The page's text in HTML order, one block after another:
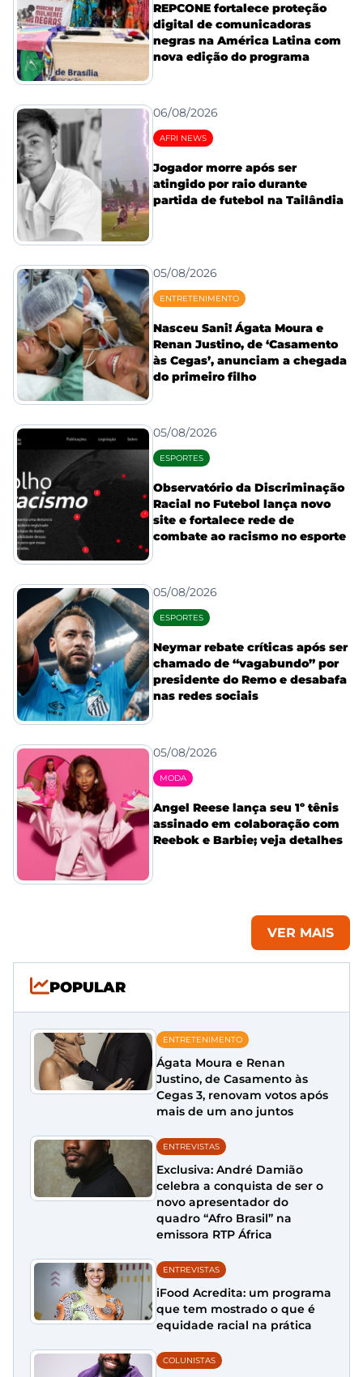
REPCONE fortalece proteção
digital de comunicadoras
negras na América Latina com
nova edição do programa
06/08/2026
AFRI NEWS
Jogador morre após ser
atingido por raio durante
partida de futebol na Tailândia
05/08/2026
ENTRETENIMENTO
Nasceu Sani! Ágata Moura e
Renan Justino, de ‘Casamento
às Cegas’, anunciam a chegada
do primeiro filho
05/08/2026
ESPORTES
Observatório da Discriminação
Racial no Futebol lança novo
site e fortalece rede de
combate ao racismo no esporte
05/08/2026
ESPORTES
Neymar rebate críticas após ser
chamado de “vagabundo” por
presidente do Remo e desabafa
nas redes sociais
05/08/2026
MODA
Angel Reese lança seu 1º tênis
assinado em colaboração com
Reebok e Barbie; veja detalhes
VER MAIS
POPULAR
ENTRETENIMENTO
Ágata Moura e Renan
Justino, de Casamento às
Cegas 3, renovam votos após
mais de um ano juntos
ENTREVISTAS
Exclusiva: André Damião
celebra a conquista de ser o
novo apresentador do
quadro “Afro Brasil” na
emissora RTP África
ENTREVISTAS
iFood Acredita: um programa
que tem mostrado o que é
equidade racial na prática
COLUNISTAS